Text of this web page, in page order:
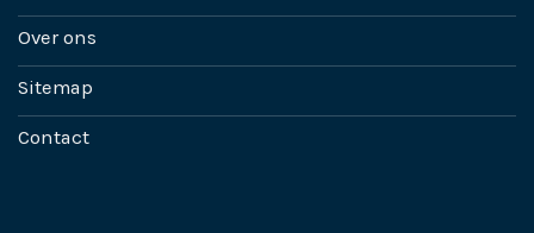
Over ons
Sitemap
Contact